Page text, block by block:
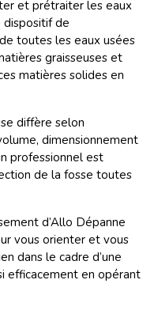
et prétraiter les eaux
dispositif de
toutes les eaux usées
graisseuses et
matières solides en
diffère selon
dimensionnement
professionnel est
de la fosse toutes
d’Allo Dépanne
vous orienter et vous
dans le cadre d’une
efficacement en opérant